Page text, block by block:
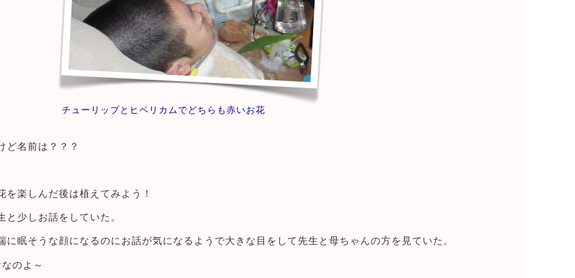
チューリップとヒペリカムでどちらも赤いお花
ど名前は？？？
楽しんだ後は植えてみよう！
少しお話をしていた。
に眠そうな顔になるのにお話が気になるようで大きな目をして先生と母ちゃんの方を見ていた。
のよ～